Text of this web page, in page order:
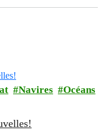
Navires
Océans